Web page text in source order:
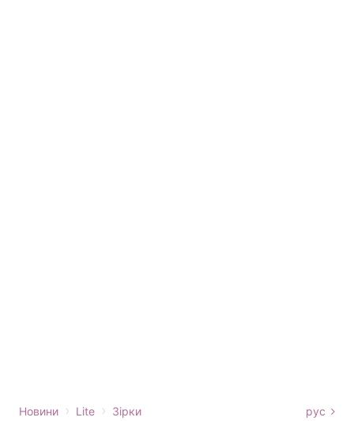
Новини › Lite › Зірки рус